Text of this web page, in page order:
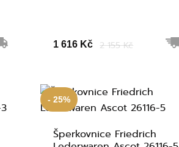
1 616 Kč 2 155 Kč
- 25%
Šperkovnice Friedrich